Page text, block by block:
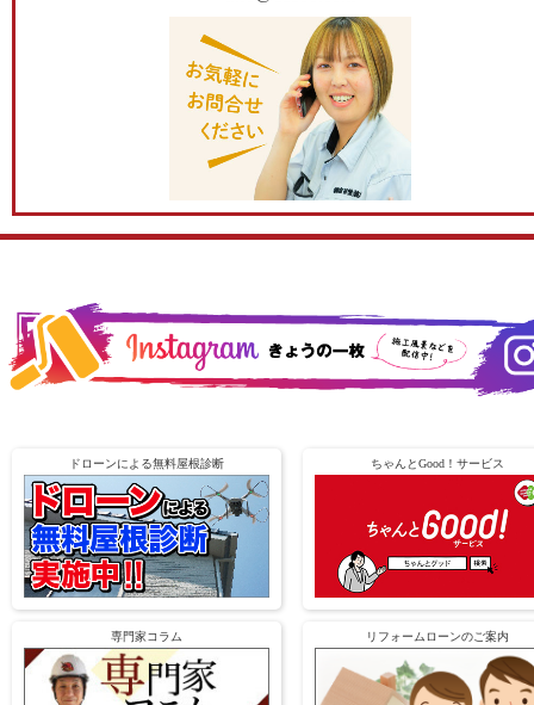
ドローンによる無料屋根診断 ちゃんとGood！サービス
専門家コラム リフォームローンのご案内